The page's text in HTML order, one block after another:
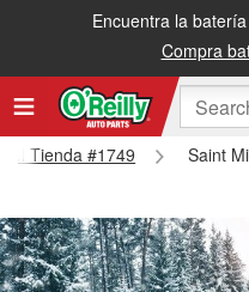
Encuentra la
Compra
Tienda #1749
Saint